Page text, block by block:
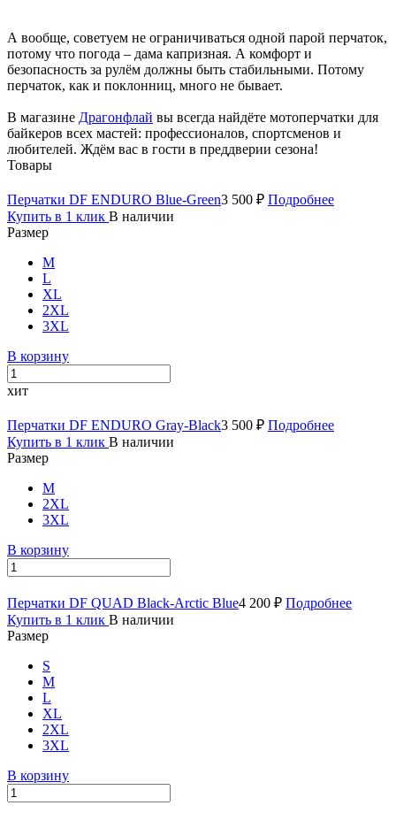
А вообще, советуем не ограничиваться одной парой перчаток,
потому что погода – дама капризная. А комфорт и
безопасность за рулём должны быть стабильными. Потому
перчаток, как и поклонниц, много не бывает.
В магазине Драгонфлай вы всегда найдёте мотоперчатки для
байкеров всех мастей: профессионалов, спортсменов и
любителей. Ждём вас в гости в преддверии сезона!
Товары
Перчатки DF ENDURO Blue-Green3 500 ₽ Подробнее
Купить в 1 клик В наличии
Размер
M
L
XL
2XL
3XL
В корзину
хит
Перчатки DF ENDURO Gray-Black3 500 ₽ Подробнее
Купить в 1 клик В наличии
Размер
M
2XL
3XL
В корзину
Перчатки DF QUAD Black-Arctic Blue4 200 ₽ Подробнее
Купить в 1 клик В наличии
Размер
S
M
L
XL
2XL
3XL
В корзину